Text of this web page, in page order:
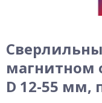
магнитном
D 12-55 мм,